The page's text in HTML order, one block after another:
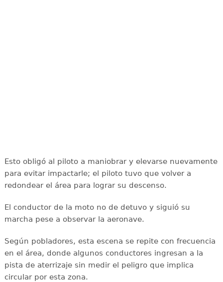
Esto obligó al piloto a maniobrar y elevarse nuevamente
para evitar impactarle; el piloto tuvo que volver a
redondear el área para lograr su descenso.
El conductor de la moto no de detuvo y siguió su
marcha pese a observar la aeronave.
Según pobladores, esta escena se repite con frecuencia
en el área, donde algunos conductores ingresan a la
pista de aterrizaje sin medir el peligro que implica
circular por esta zona.